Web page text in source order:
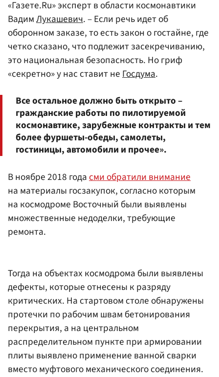
«Газете.Ru» эксперт в области космонавтики
ВадимЛукашевич. – Если речь идет об
оборонном заказе, то есть закон о гостайне, где
четко сказано, что подлежит засекречиванию,
это национальная безопасность. Но гриф
«секретно» у нас ставит неГосдума.
Все остальное должно быть открыто –
гражданские работы по пилотируемой
космонавтике, зарубежные контракты и тем
более фуршеты-обеды, самолеты,
гостиницы, автомобили и прочее».
В ноябре 2018 годасми обратили внимание
на материалы госзакупок, согласно которым
на космодроме Восточный были выявлены
множественные недоделки, требующие
ремонта.
Тогда на объектах космодрома были выявлены
дефекты, которые отнесены к разряду
критических. На стартовом столе обнаружены
протечки по рабочим швам бетонирования
перекрытия, а на центральном
распределительном пункте при армировании
плиты выявлено применение ванной сварки
вместо муфтового механического соединения.